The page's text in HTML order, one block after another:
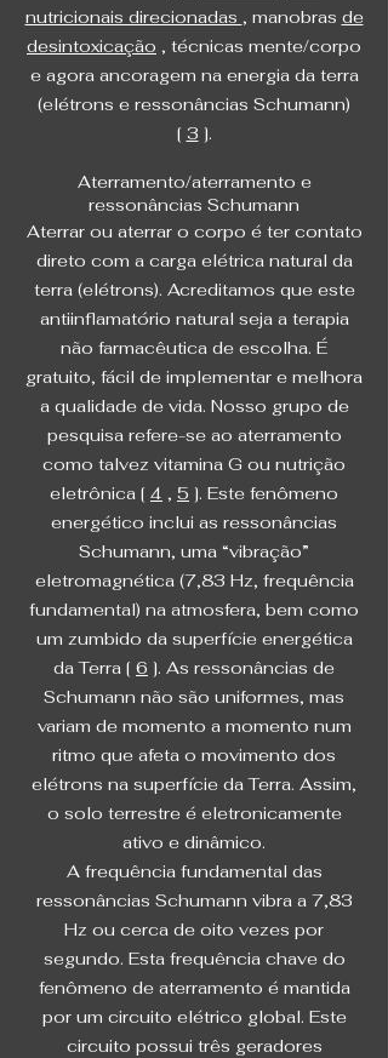
nutricionais direcionadas , manobras de
desintoxicação , técnicas mente/corpo
e agora ancoragem na energia da terra
(elétrons e ressonâncias Schumann)
[ 3 ].
Aterramento/aterramento e
ressonâncias Schumann
Aterrar ou aterrar o corpo é ter contato
direto com a carga elétrica natural da
terra (elétrons). Acreditamos que este
antiinflamatório natural seja a terapia
não farmacêutica de escolha. É
gratuito, fácil de implementar e melhora
a qualidade de vida. Nosso grupo de
pesquisa refere-se ao aterramento
como talvez vitamina G ou nutrição
eletrônica [ 4 , 5 ]. Este fenômeno
energético inclui as ressonâncias
Schumann, uma “vibração”
eletromagnética (7,83 Hz, frequência
fundamental) na atmosfera, bem como
um zumbido da superfície energética
da Terra [ 6 ]. As ressonâncias de
Schumann não são uniformes, mas
variam de momento a momento num
ritmo que afeta o movimento dos
elétrons na superfície da Terra. Assim,
o solo terrestre é eletronicamente
ativo e dinâmico.
A frequência fundamental das
ressonâncias Schumann vibra a 7,83
Hz ou cerca de oito vezes por
segundo. Esta frequência chave do
fenômeno de aterramento é mantida
por um circuito elétrico global. Este
circuito possui três geradores